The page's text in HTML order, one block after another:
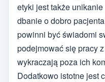
etyki jest także
dbanie o dobro
powinni być świadomi
podejmować się pracy
wykraczają poza ich
Dodatkowo istotne jest